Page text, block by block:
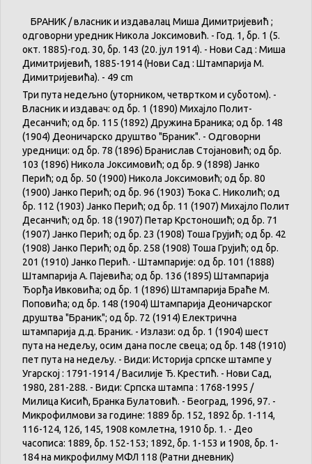
БРАНИК / власник и издавалац Миша Димитријевић ;
одговорни уредник Никола Јоксимовић. - Год. 1, бр. 1 (5.
окт. 1885)-год. 30, бр. 143 (20. јул 1914). - Нови Сад : Миша
Димитријевић, 1885-1914 (Нови Сад : Штампарија М.
Димитријевића). - 49 cm
Три пута недељно (уторником, четвртком и суботом). -
Власник и издавач: од бр. 1 (1890) Михајло Полит-
Десанчић; од бр. 115 (1892) Дружина Браника; од бр. 148
(1904) Деоничарско друштво "Браник". - Одговорни
уредници: од бр. 78 (1896) Бранислав Стојановић; од бр.
103 (1896) Никола Јоксимовић; од бр. 9 (1898) Јанко
Перић; од бр. 50 (1900) Никола Јоксимовић; од бр. 80
(1900) Јанко Перић; од бр. 96 (1903) Ђока С. Николић; од
бр. 112 (1903) Јанко Перић; од бр. 11 (1907) Михајло Полит
Десанчић; од бр. 18 (1907) Петар Крстоношић; од бр. 71
(1907) Јанко Перић; од бр. 23 (1908) Тоша Грујић; од бр. 42
(1908) Јанко Перић; од бр. 258 (1908) Тоша Грујић; од бр.
201 (1910) Јанко Перић. - Штампарије: од бр. 101 (1888)
Штампарија А. Пајевића; од бр. 136 (1895) Штампарија
Ђорђа Ивковића; од бр. 1 (1896) Штампарија Браће М.
Поповића; од бр. 148 (1904) Штампарија Деоничарског
друштва "Браник"; од бр. 72 (1914) Електрична
штампарија д.д. Браник. - Излази: од бр. 1 (1904) шест
пута на недељу, осим дана после свеца; од бр. 148 (1910)
пет пута на недељу. - Види: Историја српске штампе у
Угарској : 1791-1914 / Василије Ђ. Крестић. - Нови Сад,
1980, 281-288. - Види: Српска штампа : 1768-1995 /
Милица Кисић, Бранка Булатовић. - Београд, 1996, 97. -
Микрофилмови за године: 1889 бр. 152, 1892 бр. 1-114,
116-124, 126, 145, 1908 комлетна, 1910 бр. 1. - Део
часописа: 1889, бр. 152-153; 1892, бр. 1-153 и 1908, бр. 1-
184 на микрофилму МФЛ 118 (Ратни дневник)